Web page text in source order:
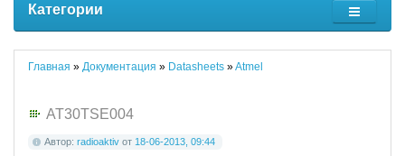
Категории
Главная » Документация » Datasheets »Atmel
AT30TSE004
Автор: radioaktiv от 18-06-2013, 09:44